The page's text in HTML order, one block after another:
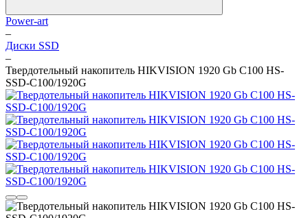
Power-art
–
Диски SSD
–
Твердотельный накопитель HIKVISION 1920 Gb C100 HS-
SSD-C100/1920G